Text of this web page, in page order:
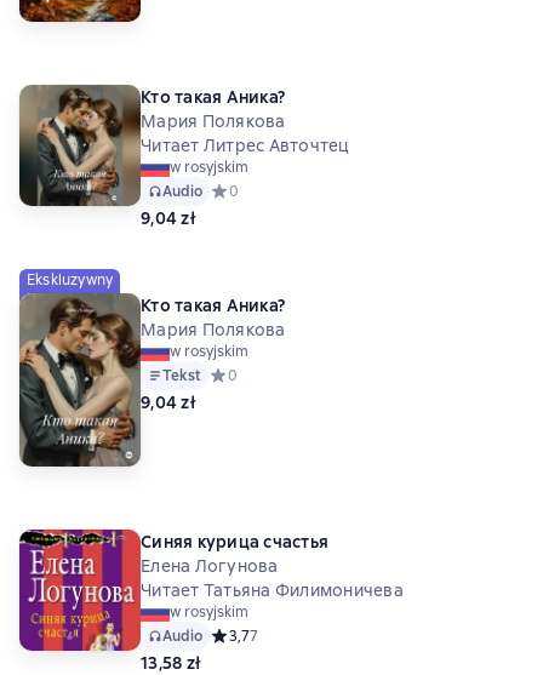
Кто такая Аника?
Мария Полякова
Читает Литрес Авточтец
w rosyjskim
Audio Средний рейтинг 0 на основе 0 оценок
0
9,04 zł
Ekskluzywny
Кто такая Аника?
Мария Полякова
w rosyjskim
Tekst Средний рейтинг 0 на основе 0 оценок
0
9,04 zł
Синяя курица счастья
Елена Логунова
Читает Татьяна Филимоничева
w rosyjskim
Audio Средний рейтинг 3,7 на основе 7 оценок
3,77
13,58 zł